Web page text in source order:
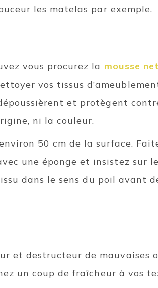
les matelas par exemple.
vous procurez la mousse
vos tissus
et protègent
ni la couleur.
50 cm de la surface.
une éponge et insistez sur
dans le sens du poil avant
et destructeur de mauvaises
un coup de fraîcheur à vos